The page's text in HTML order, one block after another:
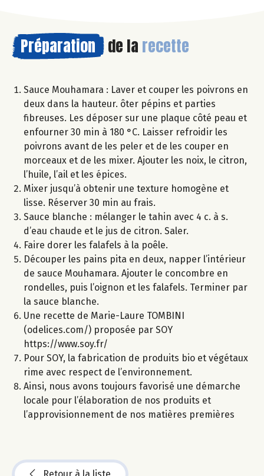
Préparation de la recette
Sauce Mouhamara : Laver et couper les poivrons en
deux dans la hauteur. ôter pépins et parties
fibreuses. Les déposer sur une plaque côté peau et
enfourner 30 min à 180 °C. Laisser refroidir les
poivrons avant de les peler et de les couper en
morceaux et de les mixer. Ajouter les noix, le citron,
l’huile, l’ail et les épices.
Mixer jusqu’à obtenir une texture homogène et
lisse. Réserver 30 min au frais.
Sauce blanche : mélanger le tahin avec 4 c. à s.
d’eau chaude et le jus de citron. Saler.
Faire dorer les falafels à la poêle.
Découper les pains pita en deux, napper l’intérieur
de sauce Mouhamara. Ajouter le concombre en
rondelles, puis l’oignon et les falafels. Terminer par
la sauce blanche.
Une recette de Marie-Laure TOMBINI
(odelices.com/) proposée par SOY
https://www.soy.fr/
Pour SOY, la fabrication de produits bio et végétaux
rime avec respect de l’environnement.
Ainsi, nous avons toujours favorisé une démarche
locale pour l’élaboration de nos produits et
l’approvisionnement de nos matières premières